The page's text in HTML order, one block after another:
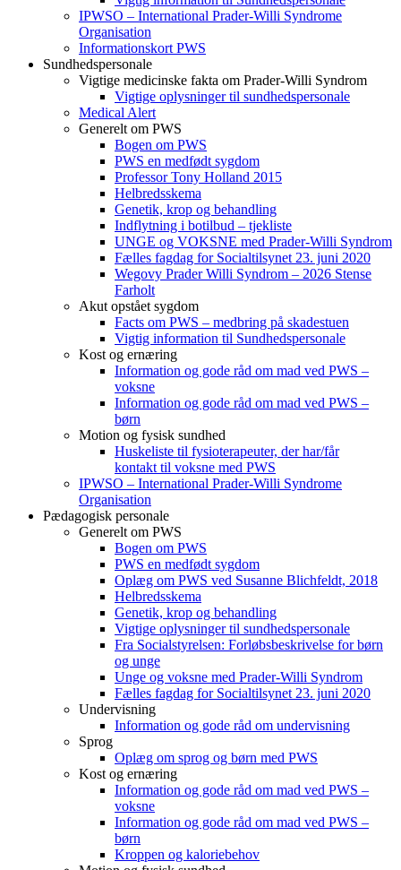
IPWSO – International Prader-Willi Syndrome
Organisation
Informationskort PWS
Sundhedspersonale
Vigtige medicinske fakta om Prader-Willi Syndrom
Vigtige oplysninger til sundhedspersonale
Medical Alert
Generelt om PWS
Bogen om PWS
PWS en medfødt sygdom
Professor Tony Holland 2015
Helbredsskema
Genetik, krop og behandling
Indflytning i botilbud – tjekliste
UNGE og VOKSNE med Prader-Willi Syndrom
Fælles fagdag for Socialtilsynet 23. juni 2020
Wegovy Prader Willi Syndrom – 2026 Stense
Farholt
Akut opstået sygdom
Facts om PWS – medbring på skadestuen
Vigtig information til Sundhedspersonale
Kost og ernæring
Information og gode råd om mad ved PWS –
voksne
Information og gode råd om mad ved PWS –
børn
Motion og fysisk sundhed
Huskeliste til fysioterapeuter, der har/får
kontakt til voksne med PWS
IPWSO – International Prader-Willi Syndrome
Organisation
Pædagogisk personale
Generelt om PWS
Bogen om PWS
PWS en medfødt sygdom
Oplæg om PWS ved Susanne Blichfeldt, 2018
Helbredsskema
Genetik, krop og behandling
Vigtige oplysninger til sundhedspersonale
Fra Socialstyrelsen: Forløbsbeskrivelse for børn
og unge
Unge og voksne med Prader-Willi Syndrom
Fælles fagdag for Socialtilsynet 23. juni 2020
Undervisning
Information og gode råd om undervisning
Sprog
Oplæg om sprog og børn med PWS
Kost og ernæring
Information og gode råd om mad ved PWS –
voksne
Information og gode råd om mad ved PWS –
børn
Kroppen og kaloriebehov